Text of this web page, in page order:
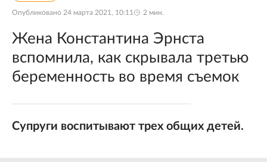
Опубликовано 24 марта 2021, 10:11 2 мин.
Жена Константина Эрнста
вспомнила, как скрывала третью
беременность во время съемок
Супруги воспитывают трех общих детей.